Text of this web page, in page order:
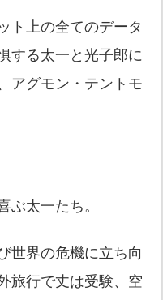
ト上の全てのデータ
する太一と光子郎に
アグモン・テントモ
ぶ太一たち。
世界の危機に立ち向
旅行で丈は受験、空